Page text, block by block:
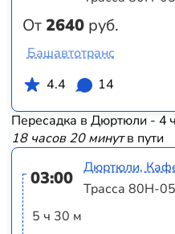
От2640 руб.
Башавтотранс
4.4
14
Пересадка в Дюртюли - 4
18 часов 20 минутв пути
03:00
5 ч 30 м
Дюртюли,
Трасса 80Н-